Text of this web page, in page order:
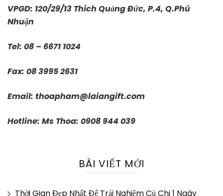
VPGD: 120/29/13 Thích Quảng Đức, P.4, Q.Phú
Nhuận
Tel: 08 – 6671 1024
Fax: 08 3995 2631
Email: thoapham@laiangift.com
Hotline: Ms Thoa: 0908 944 039
BÀI VIẾT MỚI
Thời Gian Đẹp Nhất Để Trải Nghiệm Củ Chi 1 Ngày